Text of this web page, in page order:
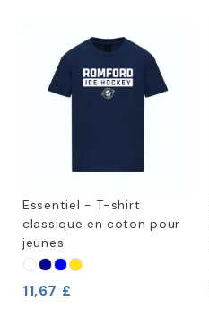
Essentiel - T-shirt
classique en coton pour
jeunes
11,67 £